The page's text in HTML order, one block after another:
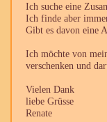
Ich suche eine
Ich finde aber
Gibt es davon eine
Ich möchte von
verschenken und
Vielen Dank
liebe Grüsse
Renate